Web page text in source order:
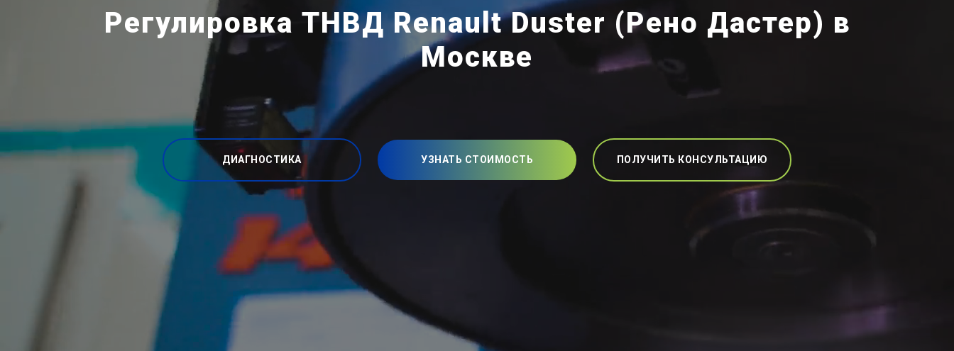
Регулировка ТНВД Renault Duster (Рено Дастер) в
Москве
ДИАГНОСТИКА УЗНАТЬ СТОИМОСТЬ ПОЛУЧИТЬ КОНСУЛЬТАЦИЮ